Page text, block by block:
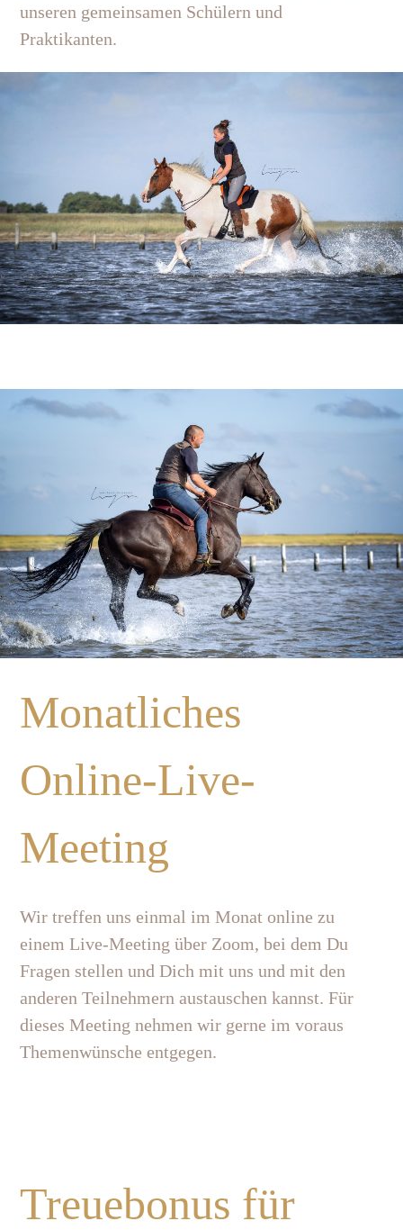
unseren gemeinsamen Schülern und
Praktikanten.
Monatliches
Online-Live-
Meeting
Wir treffen uns einmal im Monat online zu
einem Live-Meeting über Zoom, bei dem Du
Fragen stellen und Dich mit uns und mit den
anderen Teilnehmern austauschen kannst. Für
dieses Meeting nehmen wir gerne im voraus
Themenwünsche entgegen.
Treuebonus für